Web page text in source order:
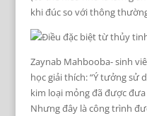
khi đúc so với thông
Zaynab Mahbooba- sinh
học giải thích: “Ý tưởng sử
kim loại mỏng đã được
Nhưng đây là công trình